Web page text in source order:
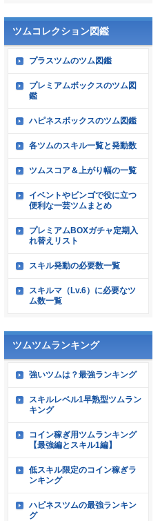
ツムコレクション図鑑
プラスツムのツム図鑑
プレミアムボックスのツム図
鑑
ハピネスボックスのツム図鑑
各ツムのスキル一覧と発動数
ツムスコア＆上がり幅の一覧
イベントやビンゴで役に立つ
便利な一芸ツムまとめ
プレミアムBOXガチャ定期入
れ替えリスト
スキル発動の必要数一覧
スキルマ（Lv.6）に必要なツ
ム数一覧
ツムツムランキング
強いツムは？最強ランキング
スキルレベル1早熟型ツムラン
キング
コイン稼ぎ用ツムランキング
【最強編とスキル1編】
低スキル限定のコイン稼ぎラ
ンキング
ハピネスツムの最強ランキン
グ